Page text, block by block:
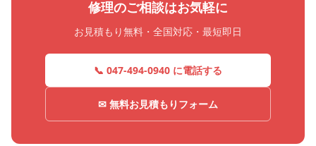
修理のご相談はお気軽に
お見積もり無料・全国対応・最短即日
📞 047-494-0940 に電話する
✉ 無料お見積もりフォーム